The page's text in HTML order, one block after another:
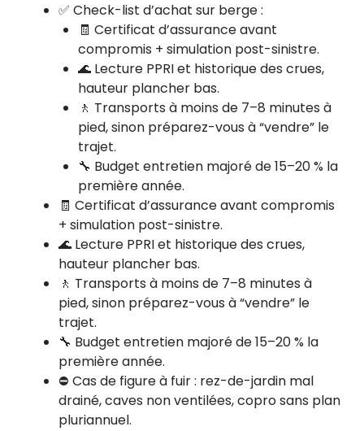
✅ Check-list d’achat sur berge :
🧾 Certificat d’assurance avant
compromis + simulation post-sinistre.
🌊 Lecture PPRI et historique des crues,
hauteur plancher bas.
🚶 Transports à moins de 7–8 minutes à
pied, sinon préparez-vous à “vendre” le
trajet.
🔧 Budget entretien majoré de 15–20 % la
première année.
🧾 Certificat d’assurance avant compromis
+ simulation post-sinistre.
🌊 Lecture PPRI et historique des crues,
hauteur plancher bas.
🚶 Transports à moins de 7–8 minutes à
pied, sinon préparez-vous à “vendre” le
trajet.
🔧 Budget entretien majoré de 15–20 % la
première année.
⛔ Cas de figure à fuir : rez-de-jardin mal
drainé, caves non ventilées, copro sans plan
pluriannuel.